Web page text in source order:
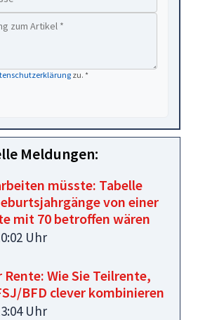
zu. *
Meldungen:
müsste: Tabelle
von einer
mit 70 betroffen wären
Uhr
Rente: Wie Sie Teilrente,
BFD clever kombinieren
Uhr